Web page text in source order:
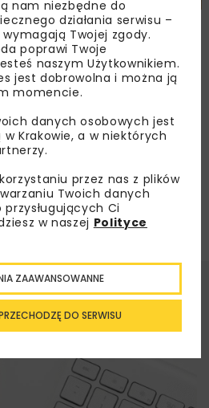
dla PGE Energii
więcej...
nam niezbędne do
działania serwisu –
Twojej zgody.
poprawi Twoje
naszym Użytkownikiem.
jest dobrowolna i można ją
momencie.
danych osobowych jest
Krakowie, a w niektórych
przez nas z plików
Twoich danych
Ci
w naszej Polityce
DO SERWISU
ZAAWANSOWANNE